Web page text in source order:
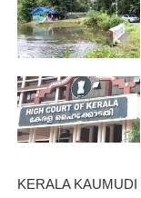
KERALA KAUMUDI